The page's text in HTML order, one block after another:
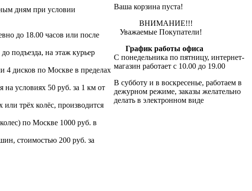
дням при условии
до 18.00 часов или после
подъезда, на этаж курьер
4 дисков по Москве в пределах
условиях 50 руб. за 1 км от
трёх колёс, производится
по Москве 1000 руб. в
стоимостью 200 руб. за
Ваша корзина пуста!
ВНИМАНИЕ!!!
Уважаемые Покупатели!
График работы офиса
С понедельника по пятницу, интернет-
магазин работает с 10.00 до 19.00
В субботу и в воскресенье, работаем в
дежурном режиме, заказы желательно
делать в электронном виде